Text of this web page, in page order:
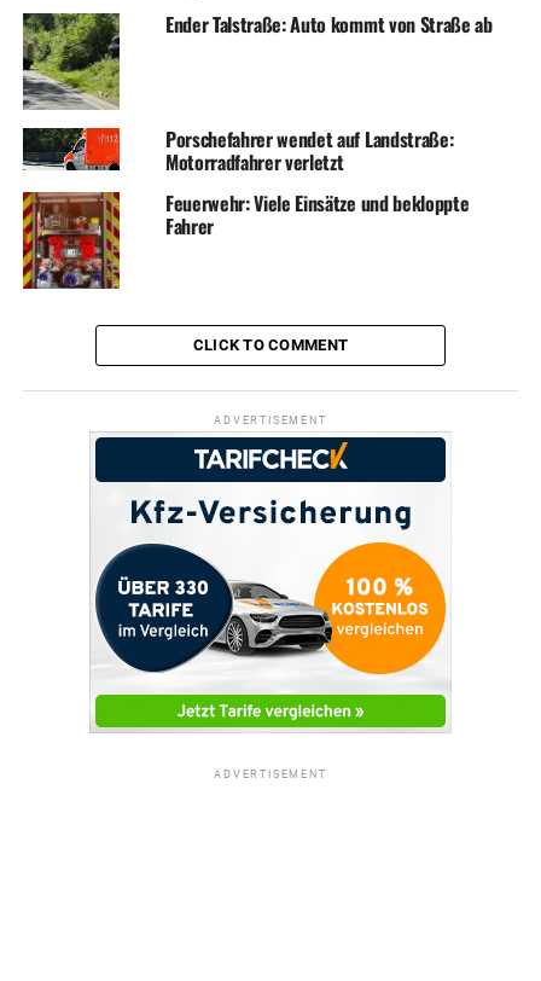
Ender Talstraße: Auto kommt von Straße ab
Porschefahrer wendet auf Landstraße:
Motorradfahrer verletzt
Feuerwehr: Viele Einsätze und bekloppte
Fahrer
CLICK TO COMMENT
ADVERTISEMENT
ADVERTISEMENT